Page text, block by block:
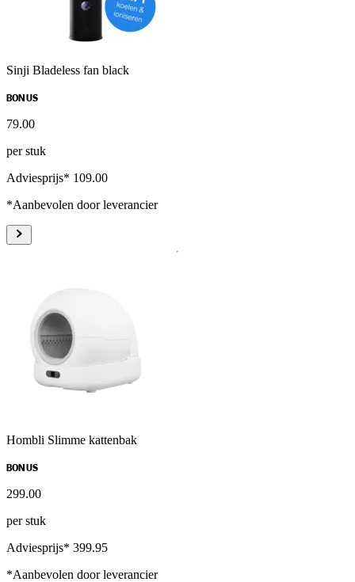
Sinji Bladeless fan black
BONUS
79.00
per stuk
Adviesprijs* 109.00
*Aanbevolen door leverancier
Hombli Slimme kattenbak
BONUS
299.00
per stuk
Adviesprijs* 399.95
*Aanbevolen door leverancier